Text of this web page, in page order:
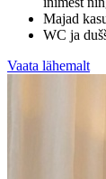
Majad
WC ja
Vaata lähemalt